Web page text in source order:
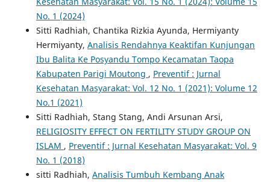
No. 1 (2024)
Sitti Radhiah, Chantika Rizkia Ayunda, Hermiyanty
Hermiyanty, Analisis Rendahnya Keaktifan Kunjungan
Ibu Balita Ke Posyandu Tompo Kecamatan Taopa
Kabupaten Parigi Moutong , Preventif : Jurnal
Kesehatan Masyarakat: Vol. 12 No. 1 (2021): Volume 12
No.1 (2021)
Sitti Radhiah, Stang Stang, Andi Arsunan Arsi,
RELIGIOSITY EFFECT ON FERTILITY STUDY GROUP ON
ISLAM , Preventif : Jurnal Kesehatan Masyarakat: Vol. 9
No. 1 (2018)
sitti Radhiah, Analisis Tumbuh Kembang Anak